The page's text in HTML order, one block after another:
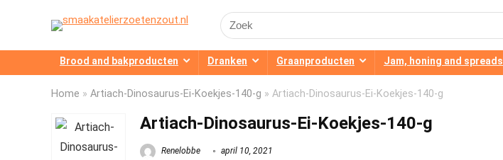
Search
for:
Brood and bakproducten Dranken Graanproducten Jam, honing and spreads
Home » Artiach-Dinosaurus-Ei-Koekjes-140-g » Artiach-Dinosaurus-Ei-Koekjes-140-g
Artiach-Dinosaurus-Ei-Koekjes-140-g
Renelobbe april 10, 2021